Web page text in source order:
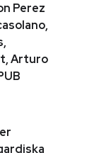
Perez
Arturo